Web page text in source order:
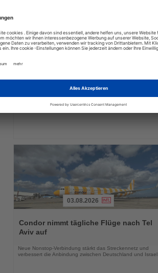
Sie
Nachrichten
03.08.2026
DERTOUR Hotels & Resorts bauen
Neue Hotels, innovative Konzepte und zusätzliche
Erlebnisse erweitern das Markenportfolio für die
Wintersaison 2026/27
Sie
die
03.08.2026
Condor nimmt tägliche Flüge nach Tel
Aviv auf
Neue Nonstop-Verbindung stärkt das Streckennetz und
verbessert die Anbindung zwischen Deutschland und Israel